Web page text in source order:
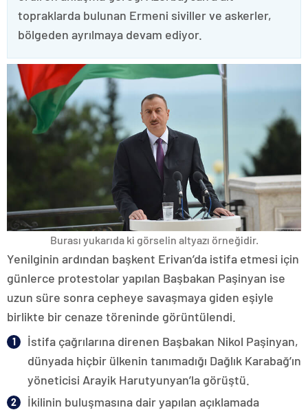
topraklarda bulunan Ermeni siviller ve askerler,
bölgeden ayrılmaya devam ediyor.
Burası yukarıda ki görselin altyazı örneğidir.
Yenilginin ardından başkent Erivan’da istifa etmesi için
günlerce protestolar yapılan Başbakan Paşinyan ise
uzun süre sonra cepheye savaşmaya giden eşiyle
birlikte bir cenaze töreninde görüntülendi.
İstifa çağrılarına direnen Başbakan Nikol Paşinyan,
dünyada hiçbir ülkenin tanımadığı Dağlık Karabağ’ın
yöneticisi Arayik Harutyunyan’la görüştü.
İkilinin buluşmasına dair yapılan açıklamada